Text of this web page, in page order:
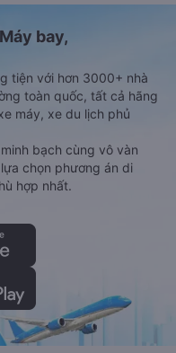
bay,
tiện với hơn 3000+ nhà
toàn quốc, tất cả hãng
máy, xe du lịch phủ
bạch cùng vô vàn
chọn phương án di
hợp nhất.